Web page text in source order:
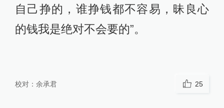
自己挣的，谁挣钱都不容易，昧良心
的钱我是绝对不会要的”。
校对： 余承君 25